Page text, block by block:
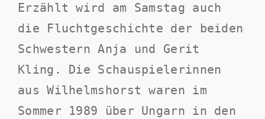
Erzählt wird am Samstag auch
die Fluchtgeschichte der beiden
Schwestern Anja und Gerit
Kling. Die Schauspielerinnen
aus Wilhelmshorst waren im
Sommer 1989 über Ungarn in den